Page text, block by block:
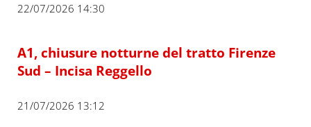
22/07/2026 14:30
A1, chiusure notturne del tratto Firenze
Sud – Incisa Reggello
21/07/2026 13:12